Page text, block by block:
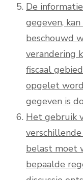
De
gegeven,
beschouwd
verandering
fiscaal
opgelet
gegeven is
Het gebruik
belast moet
bepaalde